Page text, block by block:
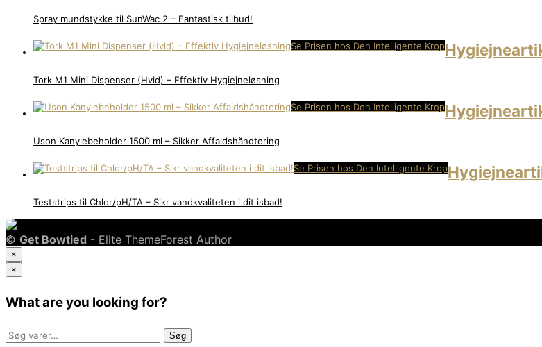
Spray mundstykke til SunWac 2 – Fantastisk tilbud!
Se Prisen hos Den Intelligente Krop
Tork M1 Mini Dispenser (Hvid) – Effektiv Hygiejneløsning
Se Prisen hos Den Intelligente Krop
Uson Kanylebeholder 1500 ml – Sikker Affaldshåndtering
Se Prisen hos Den Intelligente Krop
Teststrips til Chlor/pH/TA – Sikr vandkvaliteten i dit isbad!
© Get Bowtied - Elite ThemeForest Author
×
×
What are you looking for?
Søg
Søg